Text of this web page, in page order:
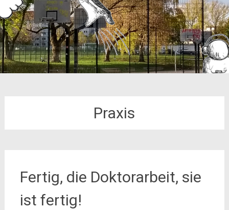
Praxis
Fertig, die Doktorarbeit, sie
ist fertig!